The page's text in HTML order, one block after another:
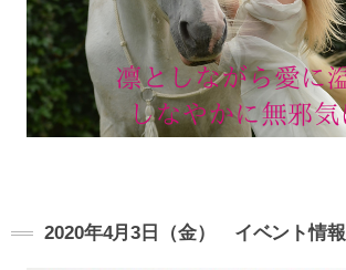
2020年4月3日（金） イベント情報